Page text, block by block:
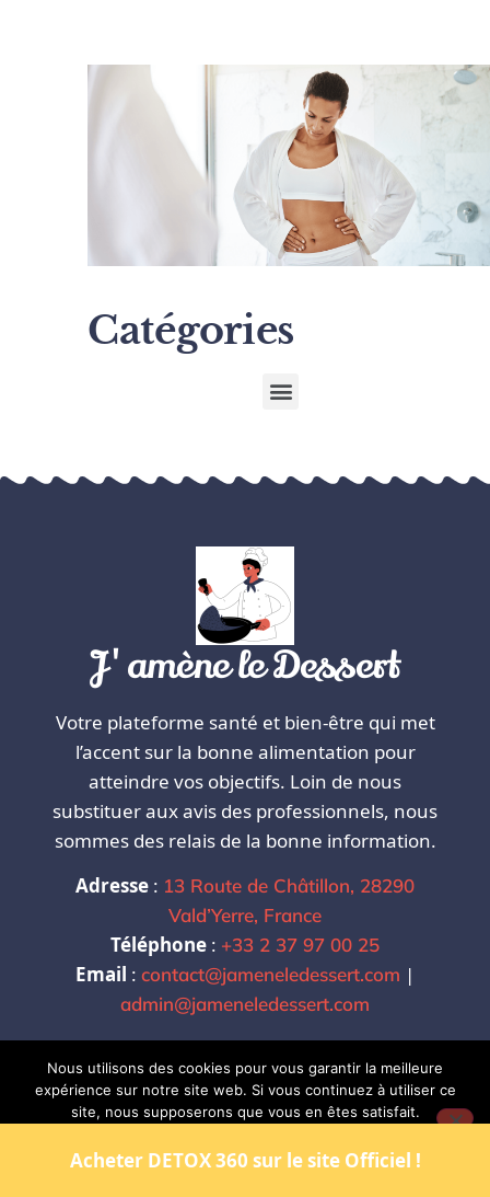
Acheter DETOX 360 sur le site Officiel !
Catégories
J'amène le Dessert
Votre plateforme santé et bien-être qui met
l’accent sur la bonne alimentation pour
atteindre vos objectifs. Loin de nous
substituer aux avis des professionnels, nous
sommes des relais de la bonne information.
Adresse : 13 Route de Châtillon, 28290
Vald’Yerre, France
Téléphone : +33 2 37 97 00 25
Email : contact@jameneledessert.com |
admin@jameneledessert.com
Nous utilisons des cookies pour vous garantir la meilleure
expérience sur notre site web. Si vous continuez à utiliser ce
site, nous supposerons que vous en êtes satisfait.
Ok